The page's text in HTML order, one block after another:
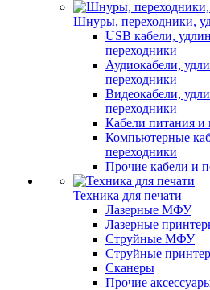
Шнуры, переходники,
USB кабели,
переходники
Аудиокабели,
переходники
Видеокабели,
переходники
Кабели питания и
Компьютерные
переходники
Прочие кабели и
Техника для печати
Лазерные МФУ
Лазерные
Струйные МФУ
Струйные
Сканеры
Прочие